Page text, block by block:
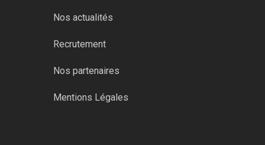
Nos actualités
Recrutement
Nos partenaires
Mentions Légales